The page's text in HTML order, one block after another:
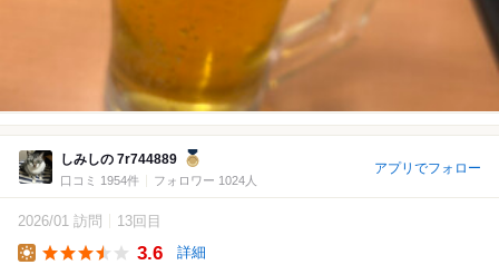
しみしの 7r744889
口コミ 1954件 フォロワー 1024人
アプリでフォロー
2026/01 訪問 13回目
3.6 詳細